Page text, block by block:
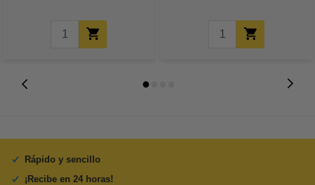
Rápido y sencillo
¡Recibe en 24 horas!